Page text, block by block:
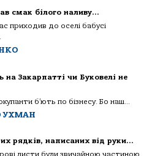
смак білого наливу…
приходив до оселі бабусі
на Закарпатті чи Буковелі не
б’ють по бізнесу. Бо наш...
УХМАН
рядків, написаних від руки…
листи були звичайною частиною